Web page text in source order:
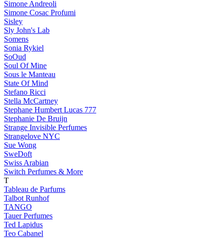
Simone Andreoli
Simone Cosac Profumi
Sisley
Sly John's Lab
Somens
Sonia Rykiel
SoOud
Soul Of Mine
Sous le Manteau
State Of Mind
Stefano Ricci
Stella McCartney
Stephane Humbert Lucas 777
Stephanie De Bruijn
Strange Invisible Perfumes
Strangelove NYC
Sue Wong
SweDoft
Swiss Arabian
Switch Perfumes & More
T
Tableau de Parfums
Talbot Runhof
TANGO
Tauer Perfumes
Ted Lapidus
Teo Cabanel